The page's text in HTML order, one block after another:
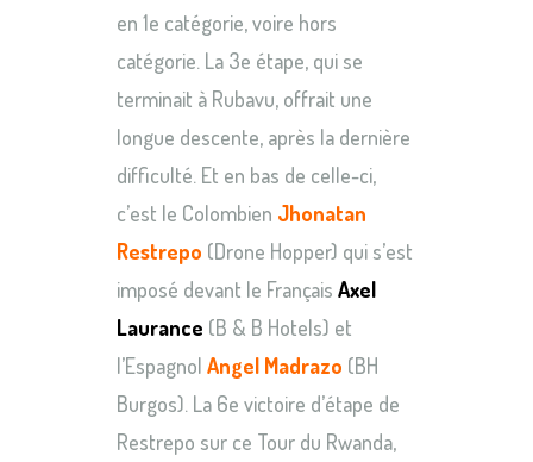
en 1e catégorie, voire hors
catégorie. La 3e étape, qui se
terminait à Rubavu, offrait une
longue descente, après la dernière
difficulté. Et en bas de celle-ci,
c’est le Colombien Jhonatan
Restrepo (Drone Hopper) qui s’est
imposé devant le Français Axel
Laurance (B & B Hotels) et
l’Espagnol Angel Madrazo (BH
Burgos). La 6e victoire d’étape de
Restrepo sur ce Tour du Rwanda,